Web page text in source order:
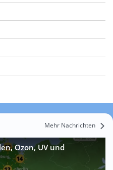
Mehr Nachrichten
Ozon, UV und